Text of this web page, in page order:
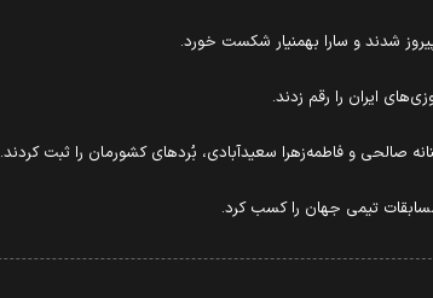
شدند و سارا بهمنیار شکست خورد.
ایران را رقم زدند.
صالحی و فاطمه‌زهرا سعیدآبادی، بُردهای کشورمان را ثبت کردند.
تیمی جهان را کسب کرد.